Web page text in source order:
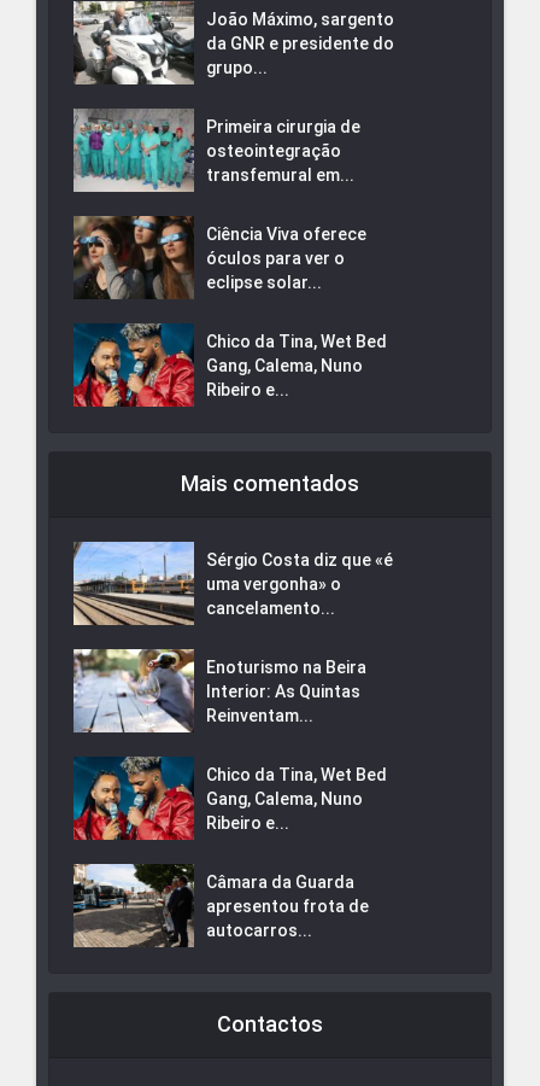
João Máximo, sargento
da GNR e presidente do
grupo...
Primeira cirurgia de
osteointegração
transfemural em...
Ciência Viva oferece
óculos para ver o
eclipse solar...
Chico da Tina, Wet Bed
Gang, Calema, Nuno
Ribeiro e...
Mais comentados
Sérgio Costa diz que «é
uma vergonha» o
cancelamento...
Enoturismo na Beira
Interior: As Quintas
Reinventam...
Chico da Tina, Wet Bed
Gang, Calema, Nuno
Ribeiro e...
Câmara da Guarda
apresentou frota de
autocarros...
Contactos